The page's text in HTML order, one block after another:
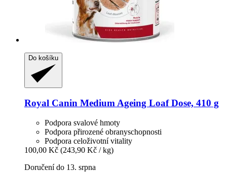
Do košíku
Royal Canin Medium Ageing Loaf Dose, 410 g
Podpora svalové hmoty
Podpora přirozené obranyschopnosti
Podpora celoživotní vitality
100,00 Kč (243,90 Kč / kg)
Doručení do 13. srpna